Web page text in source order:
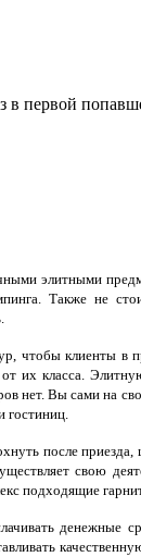
в первой
элитными
Также не
чтобы клиенты в
их класса.
нет. Вы сами на
гостиниц.
после
свою
подходящие
денежные